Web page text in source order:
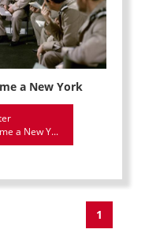
a New York
a New Y...
1